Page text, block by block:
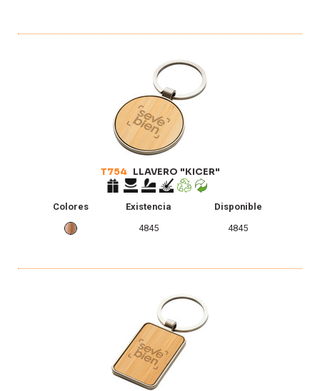
T754 LLAVERO "KICER"
Colores Existencia
Disponible
4845
4845